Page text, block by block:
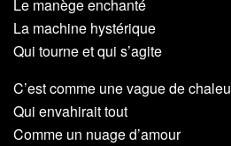
Le manège enchanté
La machine hystérique
Qui tourne et qui s’agite
C’est comme une vague de
Qui envahirait tout
Comme un nuage d’amour